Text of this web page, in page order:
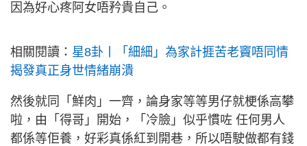
因為好心疼阿女唔矜貴自己。
相關閱讀： 星8卦丨「細細」為家計捱苦老竇唔同情
揭發真正身世情緒崩潰
然後就同「鮮肉」一齊，論身家等等男仔就梗係高攀
啦，由「得哥」開始，「冷臉」似乎慣咗 任何男人
都係等佢養，好彩真係紅到開巷，所以唔駛做都有錢